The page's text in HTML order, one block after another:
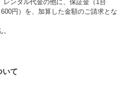
レンタル代金の他に、保証金（1台
円）を、加算した金額のご請求とな
いて